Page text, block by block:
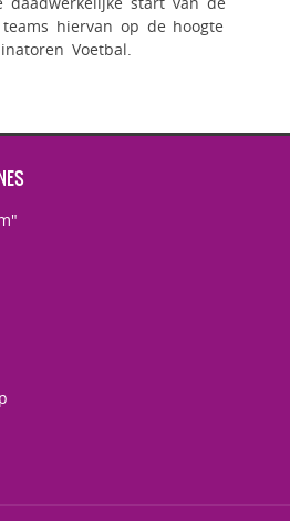
hiervan op de hoogte
Voetbal.